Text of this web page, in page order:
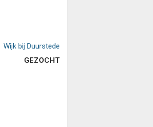
Wijk bij Duurstede
GEZOCHT